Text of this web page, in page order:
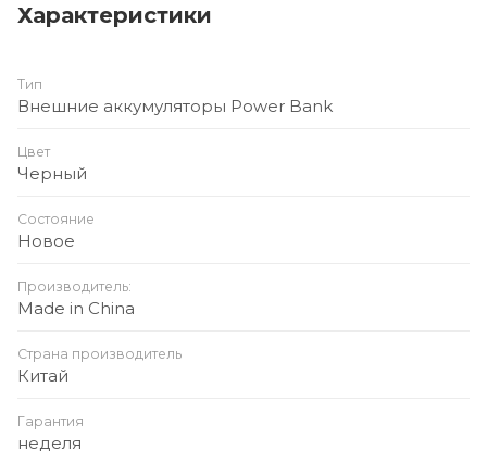
Назначение: внешняя зарядка (power bank) с
Характеристики
Тип
Внешние аккумуляторы Power Bank
Цвет
Черный
Состояние
Новое
Производитель:
Made in China
Страна производитель
Китай
Гарантия
неделя